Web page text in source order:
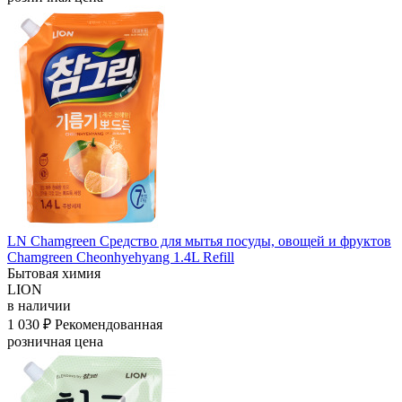
LN Chamgreen Средство для мытья посуды, овощей и фруктов
Chamgreen Cheonhyehyang 1.4L Refill
Бытовая химия
LION
в наличии
1 030 ₽ Рекомендованная
розничная цена